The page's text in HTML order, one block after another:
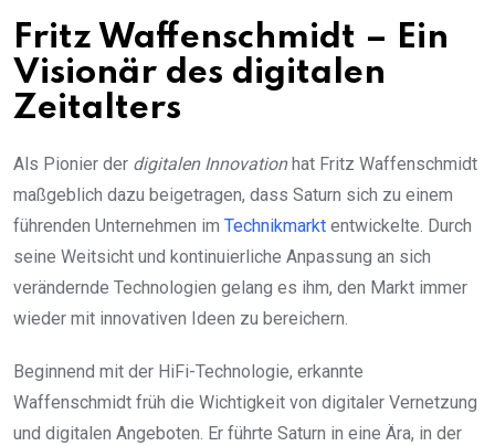
Fritz Waffenschmidt – Ein
Visionär des digitalen
Zeitalters
Als Pionier der digitalen Innovationhat Fritz Waffenschmidt
maßgeblich dazu beigetragen, dass Saturn sich zu einem
führenden Unternehmen im Technikmarkt entwickelte. Durch
seine Weitsicht und kontinuierliche Anpassung an sich
verändernde Technologien gelang es ihm, den Markt immer
wieder mit innovativen Ideen zu bereichern.
Beginnend mit der HiFi-Technologie, erkannte
Waffenschmidt früh die Wichtigkeit von digitaler Vernetzung
und digitalen Angeboten. Er führte Saturn in eine Ära, in der